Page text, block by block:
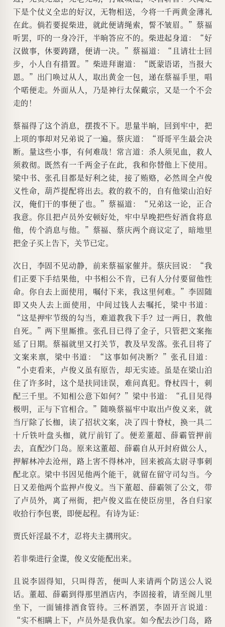
下是个仗义全忠的好汉，无物相送，今将一千两黄金薄礼
在此。倘若要捉柴进，就此便请绳索，誓不皱眉。”蔡福
听罢，吓的一身冷汗，半晌答应不的。柴进起身道：“好
汉做事，休要踌躇，便请一决。”蔡福道：“且请壮士回
步，小人自有措置。”柴进拜谢道：“既蒙语诺，当报大
恩。”出门唤过从人，取出黄金一包，递在蔡福手里，唱
个喏便走。外面从人，乃是神行太保戴宗，又是一个不会
走的！
蔡福得了这个消息，摆拨不下。思量半晌，回到牢中，把
上项的事却对兄弟说了一遍。蔡庆道：“哥哥平生最会决
断。量这些小事，有何难哉！常言道：杀人须见血，救人
须救彻。既然有一千两金子在此，我和你替他上下使用。
梁中书、张孔目都是好利之徒，接了贿赂，必然周全卢俊
义性命，葫芦提配将出去。救的救不的，自有他梁山泊好
汉，俺们干的事便了也。”蔡福道：“兄弟这一论，正合
我意。你且把卢员外安顿好处，牢中早晚把些好酒食将息
他，传个消息与他。”蔡福、蔡庆两个商议定了，暗地里
把金子买上告下，关节已定。
次日，李固不见动静，前来蔡福家催并。蔡庆回说：“我
们正要下手结果他，中书相公不肯，已有人分付要留他性
命。你自去上面使用，嘱付下来，我这里何难。”李固随
即又央人去上面使用，中间过钱人去嘱托，梁中书道：
“这是押牢节级的勾当，难道教我下手？过一两日，教他
自死。”两下里厮推。张孔目已得了金子，只管把文案拖
延了日期。蔡福就里又打关节，教及早发落。张孔目将了
文案来禀，梁中书道：“这事如何决断？”张孔目道：
“小吏看来，卢俊义虽有原告，却无实迹。虽是在梁山泊
住了许多时，这个是扶同诖误，难问真犯。脊杖四十，刺
配三千里。不知相公意下如何？”梁中书道：“孔目见得
极明，正与下官相合。”随唤蔡福牢中取出卢俊义来，就
当厅除了长枷，读了招状文案，决了四十脊杖，换一具二
十斤铁叶盘头枷，就厅前钉了。便差董超、薛霸管押前
去，直配沙门岛。原来这董超、薛霸自从开封府做公人，
押解林冲去沧州，路上害不得林冲，回来被高太尉寻事刺
配北京。梁中书因见他两个能干，就留在留守司勾当。今
日又差他两个监押卢俊义。当下董超、薛霸领了公文，带
了卢员外，离了州衙，把卢俊义监在使臣房里，各自归家
收拾行李包裹，即便起程。有诗为证：
贾氏奸淫最不才，忍将夫主搆刑灾。
若非柴进行金谍，俊义安能配出来。
且说李固得知，只叫得苦，便叫人来请两个防送公人说
话。董超、薛霸到得那里酒店内，李固接着，请至阁儿里
坐下，一面铺排酒食管待。三杯酒罢，李固开言说道：
“实不相瞒上下，卢员外是我仇家。如今配去沙门岛，路